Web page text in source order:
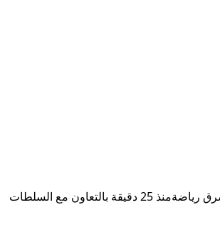
ميسي “يحقق حلمه” في وداع مبهر بالأرجنتين خلال تصفيات كأس العالم. تعرف على ما قاله الشرق رياضةمنذ 25 دقيقة بالتعاون مع السلطات